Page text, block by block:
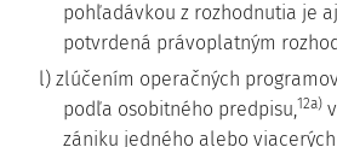
pohľadávkou z rozhodnutia je
potvrdená právoplatným
l) zlúčením operačných
podľa osobitného predpisu,12a)v
zániku jedného alebo